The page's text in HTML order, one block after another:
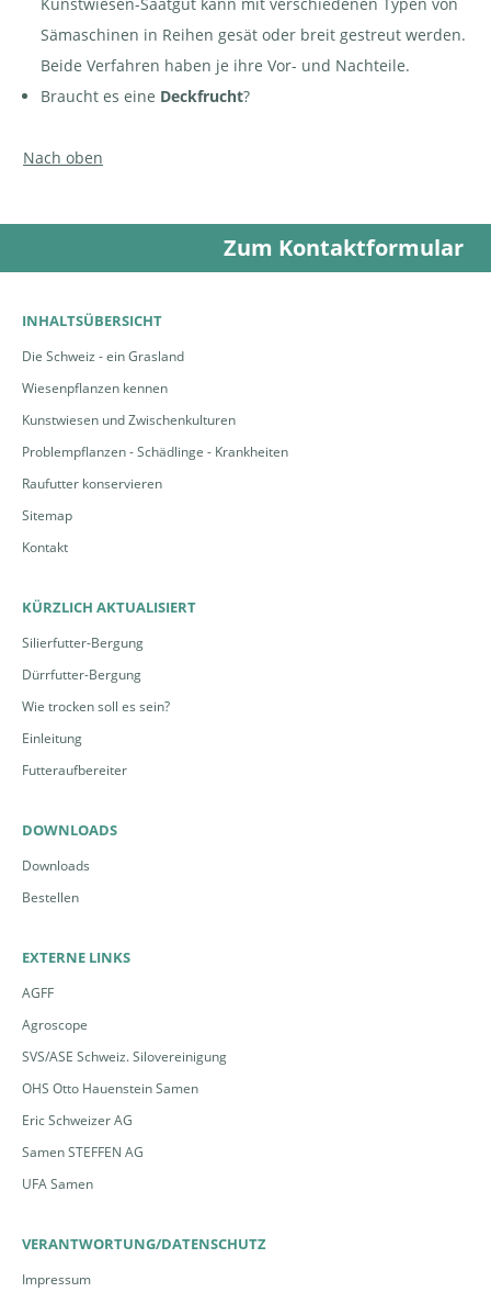
Sämaschinen in Reihen gesät oder breit gestreut werden.
Beide Verfahren haben je ihre Vor- und Nachteile.
Braucht es eine Deckfrucht?
Nach oben
Zum Kontaktformular
INHALTSÜBERSICHT
Die Schweiz - ein Grasland
Wiesenpflanzen kennen
Kunstwiesen und Zwischenkulturen
Problempflanzen - Schädlinge - Krankheiten
Raufutter konservieren
Sitemap
Kontakt
KÜRZLICH AKTUALISIERT
Silierfutter-Bergung
Dürrfutter-Bergung
Wie trocken soll es sein?
Einleitung
Futteraufbereiter
DOWNLOADS
Downloads
Bestellen
EXTERNE LINKS
AGFF
Agroscope
SVS/ASE Schweiz. Silovereinigung
OHS Otto Hauenstein Samen
Eric Schweizer AG
Samen STEFFEN AG
UFA Samen
VERANTWORTUNG/DATENSCHUTZ
Impressum